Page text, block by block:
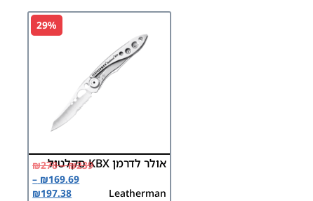
29%
אולר לדרמן KBX סקלטול
Leatherman
₪239
–
₪278
₪169.69
–
₪197.38